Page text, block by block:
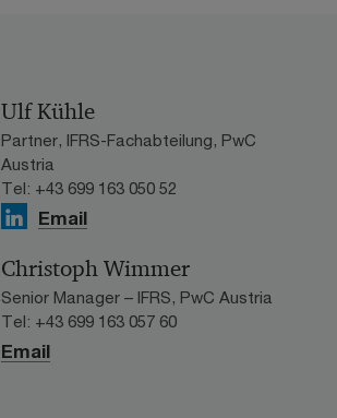
Ulf Kühle
Partner, IFRS-Fachabteilung, PwC
Austria
Tel: +43 699 163 050 52
Email
Christoph Wimmer
Senior Manager – IFRS, PwC Austria
Tel: +43 699 163 057 60
Email